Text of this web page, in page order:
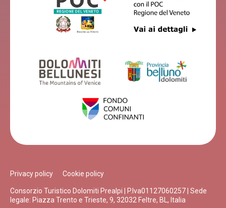
Privacy policy Cookie policy
Consorzio Turistico Dolomiti Prealpi | P.Iva01127060257 | Sede
legale: Piazza Trento e Trieste, 9, 32032 Feltre, BL, Italia